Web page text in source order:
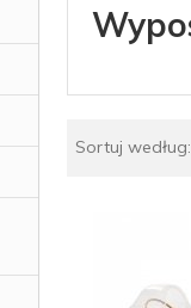
Sortuj według: